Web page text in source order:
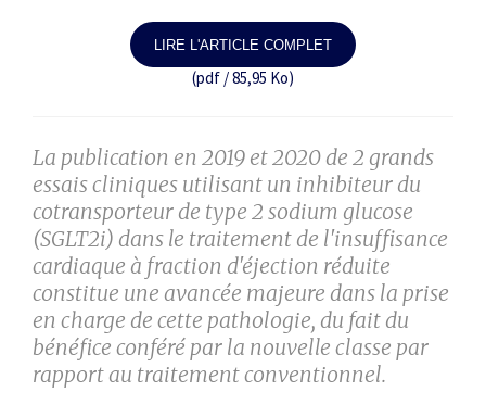
LIRE L'ARTICLE COMPLET
(pdf / 85,95 Ko)
La publication en 2019 et 2020 de 2 grands
essais cliniques utilisant un inhibiteur du
cotransporteur de type 2 sodium glucose
(SGLT2i) dans le traitement de l'insuffisance
cardiaque à fraction d'éjection réduite
constitue une avancée majeure dans la prise
en charge de cette pathologie, du fait du
bénéfice conféré par la nouvelle classe par
rapport au traitement conventionnel.